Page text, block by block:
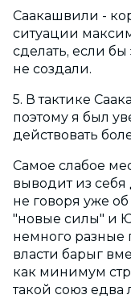
Саакашвили -
ситуации
сделать, если
не создали.
5. В тактике
поэтому я был
действовать
Самое слабое
выводит из
не говоря уже
"новые силы" и
немного разные
власти барыг
как минимум
такой союз едва